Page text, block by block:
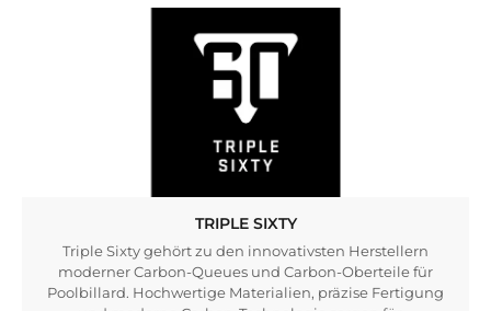
TRIPLE SIXTY
Triple Sixty gehört zu den innovativsten Herstellern
moderner Carbon-Queues und Carbon-Oberteile für
Poolbillard. Hochwertige Materialien, präzise Fertigung